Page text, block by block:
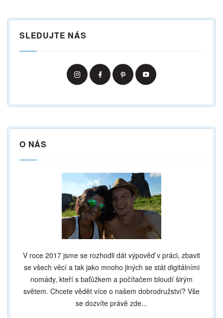
SLEDUJTE NÁS
O NÁS
V roce 2017 jsme se rozhodli dát výpověď v práci, zbavit
se všech věcí a tak jako mnoho jiných se stát digitálními
nomády, kteří s baťůžkem a počítačem bloudí širým
světem. Chcete vědět více o našem dobrodružství? Vše
se dozvíte právě zde...​